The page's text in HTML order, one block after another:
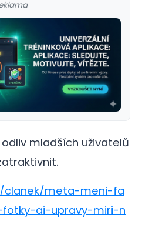
mladších uživatelů
clanek/meta-meni-fa
ai-upravy-miri-n